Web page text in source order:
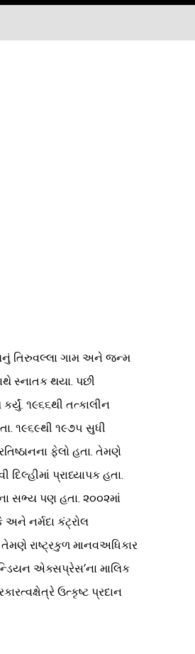
તિરુવલ્લા ગામ અને જન્મ
સ્નાતક થયા. પછી
૧૯૬૬થી તત્કાલીન
૧૯૬૯થી ૧૯૭૫ સુધી
ફેલો હતા. તેમણે
પ્રાધ્યાપક હતા.
સભ્ય પણ હતા. ૨૦૦૨માં
અને નર્મદા કંટ્રોલ
રાષ્ટ્રકુળ માનવઅધિકાર
એક્સપ્રેસ’ના માલિક
ઉત્કૃષ્ટ પ્રદાન